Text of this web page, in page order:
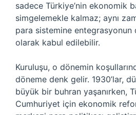
sadece Türkiye’nin ekonomik
simgelemekle kalmaz; aynı
para sistemine
olarak kabul edilebilir.
Kuruluşu, o dönemin
döneme denk gelir. 1930’lar,
büyük bir buhran yaşanırken,
Cumhuriyet için ekonomik